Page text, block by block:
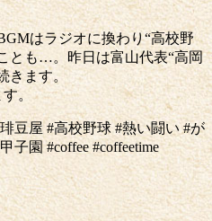
はラジオに換わり“高校野
とも…。昨日は富山代表“高岡
きます。
。
豆屋 #高校野球 #熱い闘い #が
子園 #coffee #coffeetime